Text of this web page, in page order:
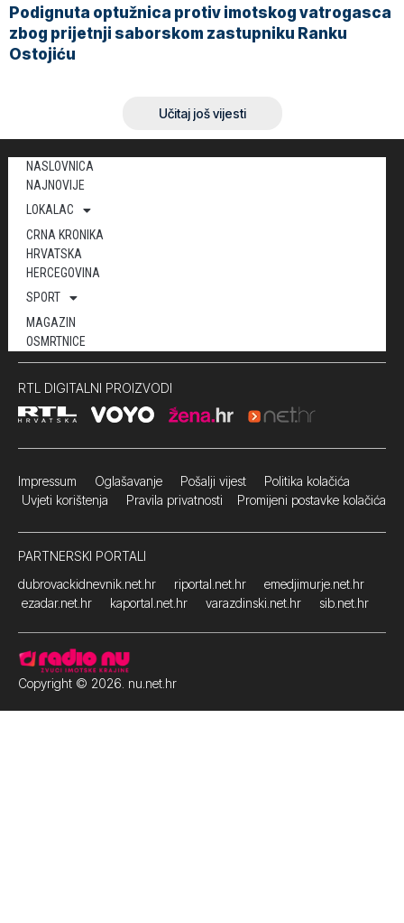
Podignuta optužnica protiv imotskog vatrogasca
zbog prijetnji saborskom zastupniku Ranku
Ostojiću
Učitaj još vijesti
NASLOVNICA
NAJNOVIJE
LOKALAC
CRNA KRONIKA
HRVATSKA
HERCEGOVINA
SPORT
MAGAZIN
OSMRTNICE
RTL DIGITALNI PROIZVODI
Impressum Oglašavanje Pošalji vijest Politika kolačića
Uvjeti korištenja Pravila privatnosti Promijeni postavke kolačića
PARTNERSKI PORTALI
dubrovackidnevnik.net.hr
riportal.net.hr
emedjimurje.net.hr
ezadar.net.hr
kaportal.net.hr varazdinski.net.hr sib.net.hr
Copyright © 2026. nu.net.hr